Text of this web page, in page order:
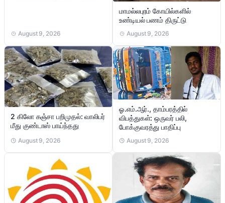
August 9, 2026
மாமல்லபுரம் கோயில்களில்
உண்டியல் பணம் திருட்டு
August 9, 2026
2 கிலோ கஞ்சா பறிமுதல்: வாலிபர்
மீது குண்டாஸ் பாய்ந்தது
August 9, 2026
ஓ.எம்.ஆர்., தாம்பரத்தில்
விபத்துகள்: ஒருவர் பலி,
போக்குவரத்து பாதிப்பு
August 9, 2026